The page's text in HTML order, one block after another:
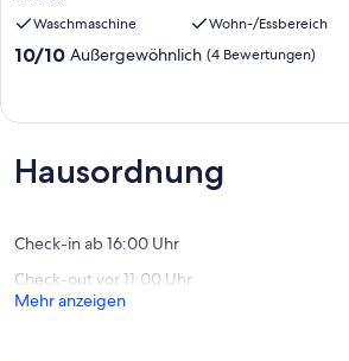
der
sächs.
Schweiz
Waschmaschine Wohn-/Essbereich
10.0
Außergewöhnlich,
Bewertungen)
10/10 Außergewöhnlich (4 Bewertungen)
Hausordnung
Check-in ab 16:00 Uhr
Check-out vor 11:00 Uhr
Mehr anzeigen